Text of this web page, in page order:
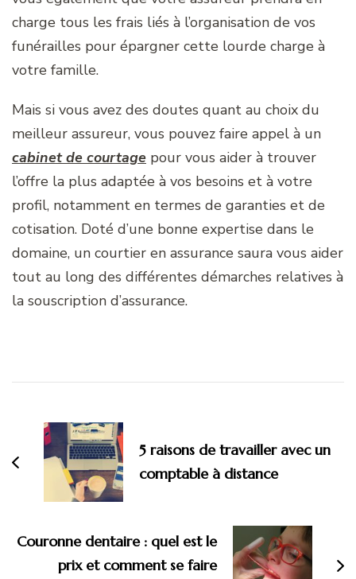
charge tous les frais liés à l’organisation de vos
funérailles pour épargner cette lourde charge à
votre famille.
Mais si vous avez des doutes quant au choix du
meilleur assureur, vous pouvez faire appel à un
cabinet de courtage pour vous aider à trouver
l’offre la plus adaptée à vos besoins et à votre
profil, notamment en termes de garanties et de
cotisation. Doté d’une bonne expertise dans le
domaine, un courtier en assurance saura vous aider
tout au long des différentes démarches relatives à
la souscription d’assurance.
d'article
5 raisons de travailler avec un
comptable à distance
Couronne dentaire : quel est le
prix et comment se faire